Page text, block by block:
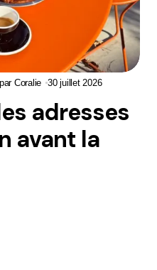
mail et mon site dans le
commentaire.
par Coralie 30 juillet 2026
adresses
avant la